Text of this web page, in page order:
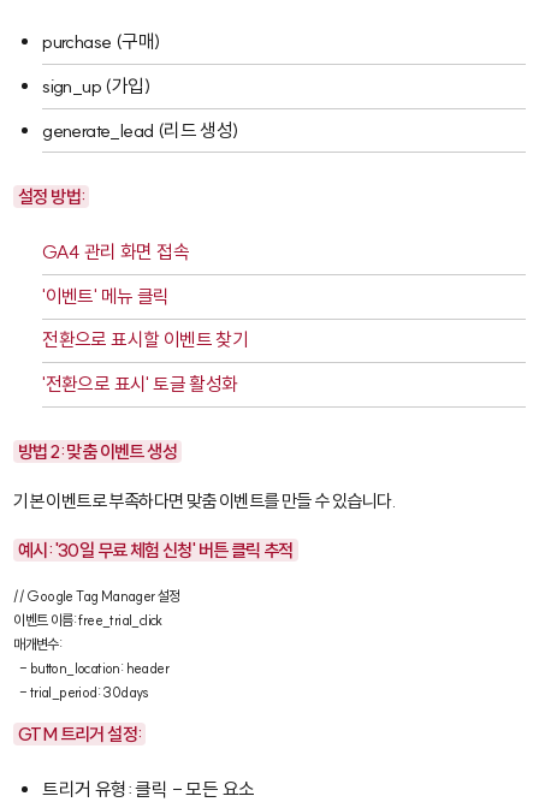
purchase (구매)
sign_up (가입)
generate_lead (리드 생성)
설정 방법:
GA4 관리 화면 접속
'이벤트' 메뉴 클릭
전환으로 표시할 이벤트 찾기
'전환으로 표시' 토글 활성화
방법 2: 맞춤 이벤트 생성
기본 이벤트로 부족하다면 맞춤 이벤트를 만들 수 있습니다.
예시: '30일 무료 체험 신청' 버튼 클릭 추적
// Google Tag Manager 설정
이벤트 이름: free_trial_click
매개변수:
  - button_location: header
  - trial_period: 30days
GTM 트리거 설정:
트리거 유형: 클릭 - 모든 요소